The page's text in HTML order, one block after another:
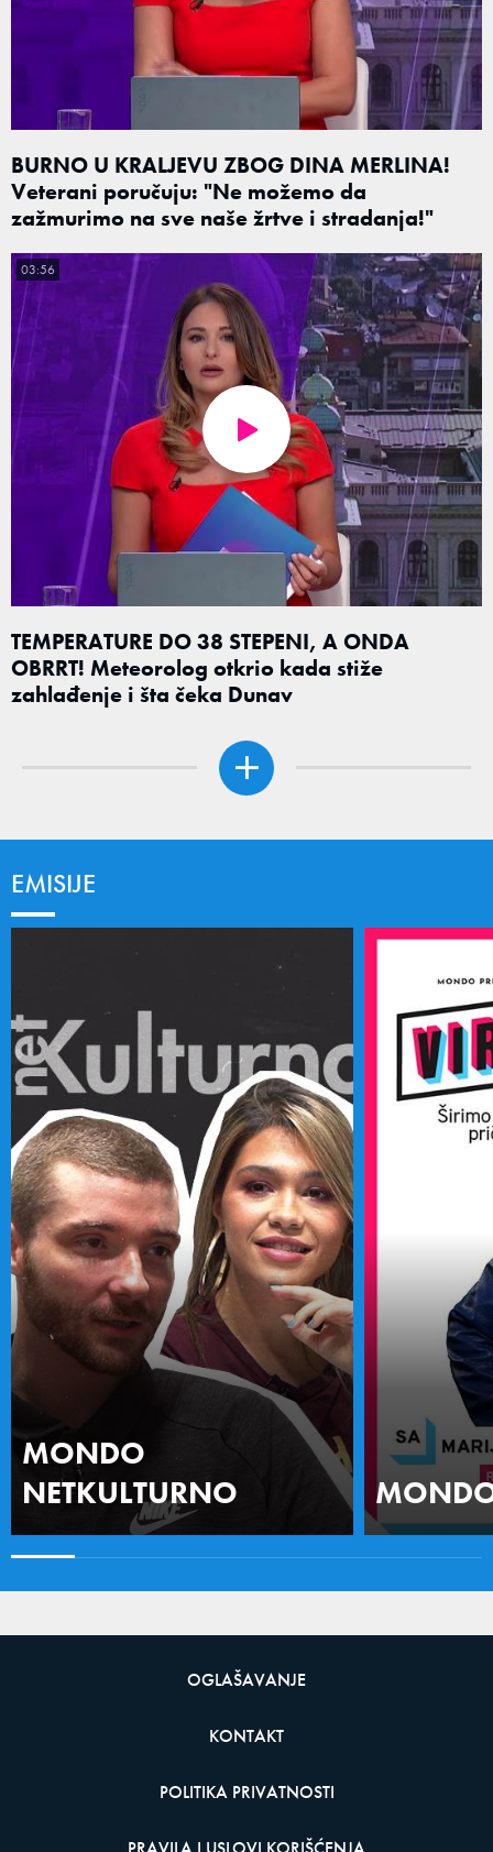
BURNO U KRALJEVU ZBOG DINA MERLINA!
Veterani poručuju: "Ne možemo da
zažmurimo na sve naše žrtve i stradanja!"
TEMPERATURE DO 38 STEPENI, A ONDA
OBRRT! Meteorolog otkrio kada stiže
zahlađenje i šta čeka Dunav
03:56
EMISIJE
MONDO
NETKULTURNO
OGLAŠAVANJE
KONTAKT
POLITIKA PRIVATNOSTI